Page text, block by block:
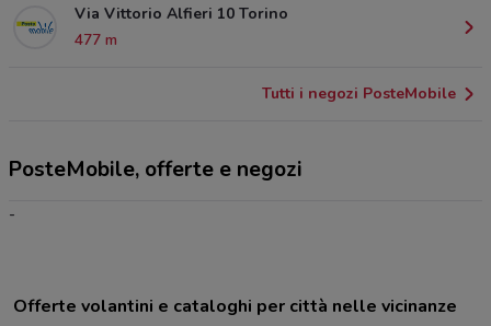
Via Vittorio Alfieri 10 Torino
477 m
Tutti i negozi PosteMobile
PosteMobile, offerte e negozi
-
Offerte volantini e cataloghi per città nelle vicinanze